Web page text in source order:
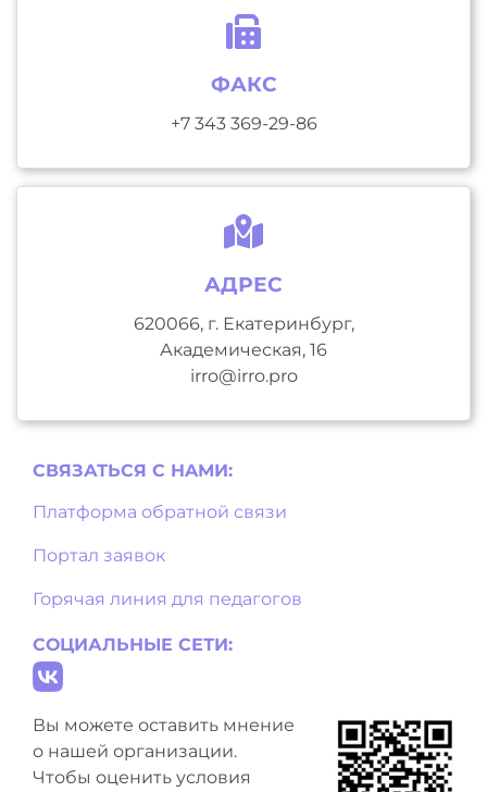
ФАКС
+7 343 369-29-86
АДРЕС
620066, г. Екатеринбург,
Академическая, 16
irro@irro.pro
СВЯЗАТЬСЯ С НAМИ:
Платформа обратной связи
Портал заявок
Горячая линия для педагогов
СОЦИАЛЬНЫЕ СЕТИ:
Вы можете оставить мнение
о нашей организации.
Чтобы оценить условия